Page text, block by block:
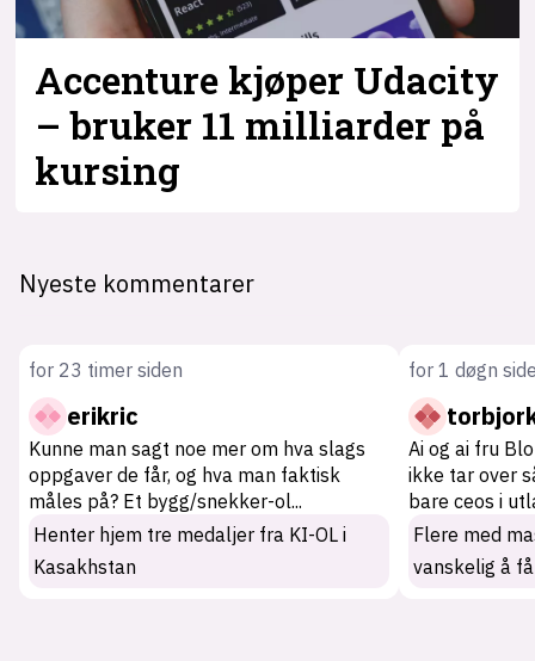
Accenture kjøper Udacity
– bruker 11 milliarder på
kursing
Nyeste kommentarer
for 23 timer siden
erikric
Kunne man sagt noe mer om hva slags
oppgaver de får, og hva man faktisk
måles på? Et bygg/snekker-ol...
Henter hjem tre medaljer fra KI-OL i
Kasakhstan
for 1 døgn
Ai og ai fru
ikke tar over
bare ceos i
Flere med
vanskelig å